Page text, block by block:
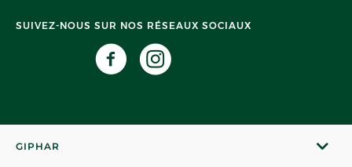
SUIVEZ-NOUS SUR NOS RÉSEAUX SOCIAUX
GIPHAR